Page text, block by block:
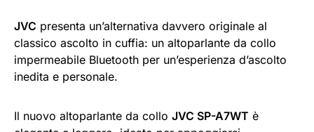
JVC presenta un’alternativa davvero originale al
classico ascolto in cuffia: un altoparlante da collo
impermeabile Bluetooth per un’esperienza d’ascolto
inedita e personale.
Il nuovo altoparlante da collo JVC SP-A7WT è